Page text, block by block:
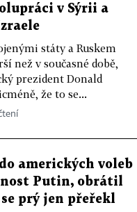
v Sýrii a
státy a Ruskem
než v současné době,
prezident Donald
že to se...
amerických voleb
Putin, obrátil
prý jen přeřekl